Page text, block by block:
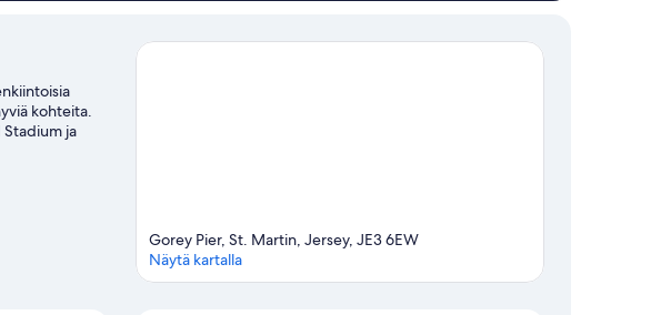
kohteita.
Stadium ja
Gorey Pier, St. Martin, Jersey, JE3 6EW
Näytä kartalla